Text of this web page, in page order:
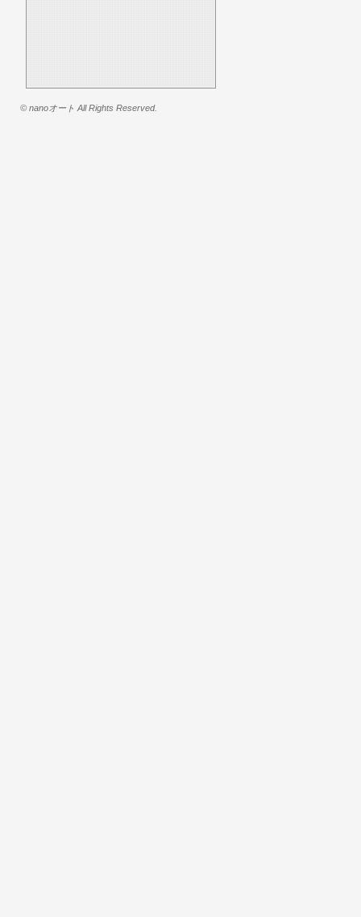
© nanoオート All Rights Reserved.